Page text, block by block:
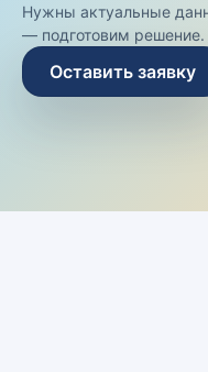
Нужны актуальные
— подготовим решение.
Оставить заявку